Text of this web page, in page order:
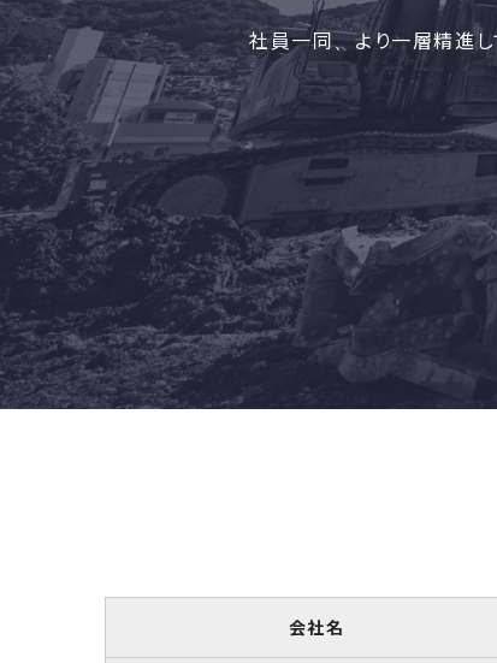
社員一同、より一層精進し
会社名